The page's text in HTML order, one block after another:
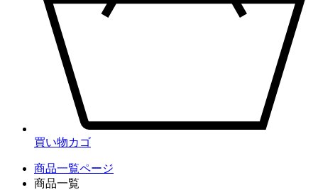
買い物カゴ
商品一覧ページ
商品一覧